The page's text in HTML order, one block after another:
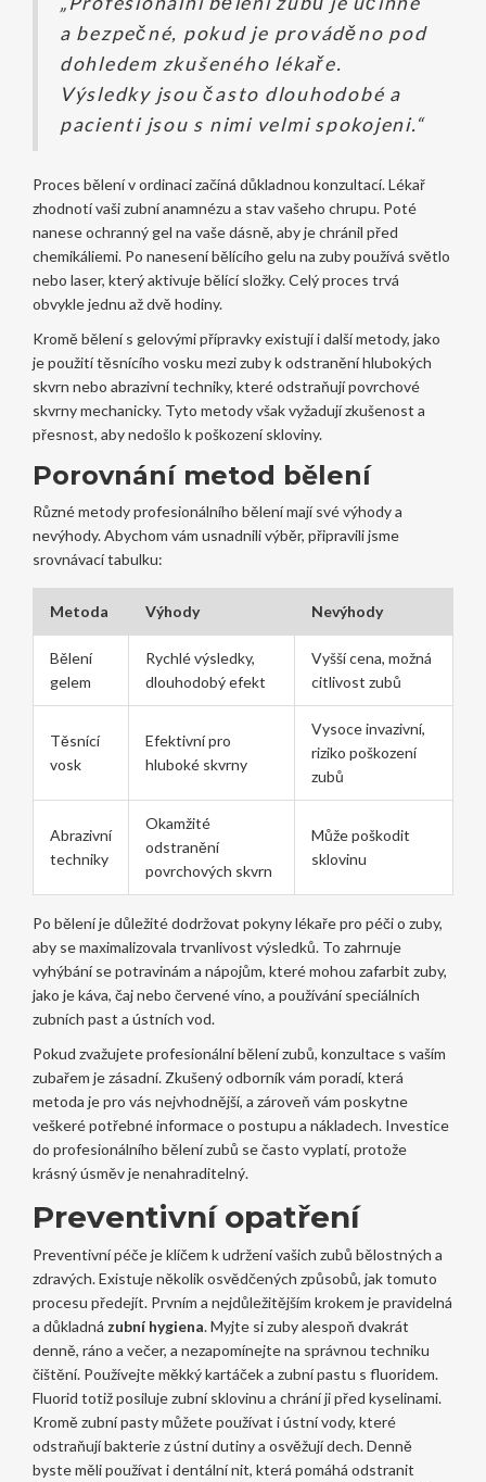
a bezpečné, pokud je prováděno pod
dohledem zkušeného lékaře.
Výsledky jsou často dlouhodobé a
pacienti jsou s nimi velmi spokojeni.“
Proces bělení v ordinaci začíná důkladnou konzultací. Lékař
zhodnotí vaši zubní anamnézu a stav vašeho chrupu. Poté
nanese ochranný gel na vaše dásně, aby je chránil před
chemikáliemi. Po nanesení bělícího gelu na zuby používá světlo
nebo laser, který aktivuje bělící složky. Celý proces trvá
obvykle jednu až dvě hodiny.
Kromě bělení s gelovými přípravky existují i další metody, jako
je použití těsnícího vosku mezi zuby k odstranění hlubokých
skvrn nebo abrazivní techniky, které odstraňují povrchové
skvrny mechanicky. Tyto metody však vyžadují zkušenost a
přesnost, aby nedošlo k poškození skloviny.
Porovnání metod bělení
Různé metody profesionálního bělení mají své výhody a
nevýhody. Abychom vám usnadnili výběr, připravili jsme
srovnávací tabulku:
Metoda Výhody Nevýhody
Bělení
gelem
Rychlé výsledky,
dlouhodobý efekt
Vyšší cena, možná
citlivost zubů
Těsnící
vosk
Efektivní pro
hluboké skvrny
Vysoce invazivní,
riziko poškození
zubů
Abrazivní
techniky
Okamžité
odstranění
povrchových skvrn
Může poškodit
sklovinu
Po bělení je důležité dodržovat pokyny lékaře pro péči o zuby,
aby se maximalizovala trvanlivost výsledků. To zahrnuje
vyhýbání se potravinám a nápojům, které mohou zafarbit zuby,
jako je káva, čaj nebo červené víno, a používání speciálních
zubních past a ústních vod.
Pokud zvažujete profesionální bělení zubů, konzultace s vaším
zubařem je zásadní. Zkušený odborník vám poradí, která
metoda je pro vás nejvhodnější, a zároveň vám poskytne
veškeré potřebné informace o postupu a nákladech. Investice
do profesionálního bělení zubů se často vyplatí, protože
krásný úsměv je nenahraditelný.
Preventivní opatření
Preventivní péče je klíčem k udržení vašich zubů bělostných a
zdravých. Existuje několik osvědčených způsobů, jak tomuto
procesu předejít. Prvním a nejdůležitějším krokem je pravidelná
a důkladná zubní hygiena. Myjte si zuby alespoň dvakrát
denně, ráno a večer, a nezapomínejte na správnou techniku
čištění. Používejte měkký kartáček a zubní pastu s fluoridem.
Fluorid totiž posiluje zubní sklovinu a chrání ji před kyselinami.
Kromě zubní pasty můžete používat i ústní vody, které
odstraňují bakterie z ústní dutiny a osvěžují dech. Denně
byste měli používat i dentální nit, která pomáhá odstranit